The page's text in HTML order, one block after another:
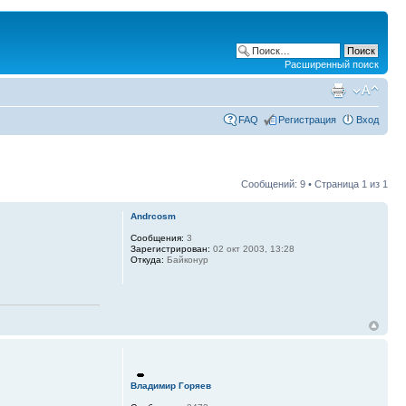
Расширенный поиск
FAQ Регистрация Вход
Сообщений: 9 • Страница 1 из 1
Andrcosm
Сообщения: 3
Зарегистрирован: 02 окт 2003, 13:28
Откуда: Байконур
Владимир Горяев